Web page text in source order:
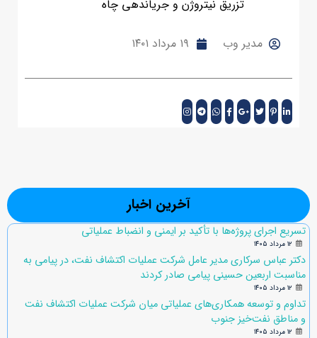
تزریق نیتروژن و جریاندهی چاه
مدیر وب ۱۹ مرداد ۱۴۰۱
آخرین اخبار
تسریع اجرای پروژه‌ها با تأکید بر ایمنی و انضباط عملیاتی
۱۲ مرداد ۱۴۰۵
دکتر عباس سرکاری مدیر عامل شرکت عملیات اکتشاف نفت، در پیامی به
مناسبت اربعین حسینی پیامی صادر کردند
۱۲ مرداد ۱۴۰۵
تداوم و توسعه همکاری‌های عملیاتی میان شرکت عملیات اکتشاف نفت
و مناطق نفت‌خیز جنوب
۱۲ مرداد ۱۴۰۵